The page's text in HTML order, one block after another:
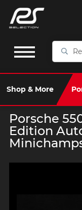
Shop & More
Porsche
Edition